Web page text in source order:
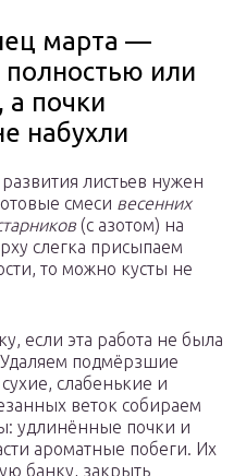
марта —
полностью или
а почки
набухли
листьев нужен
смеси весенних
(с азотом) на
слегка присыпаем
то можно кусты не
если эта работа не была
подмёрзшие
слабенькие и
веток собираем
удлинённые почки и
ароматные побеги. Их
банку, закрыть